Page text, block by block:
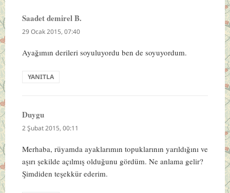
Saadet demirel B.
29 Ocak 2015, 07:40
Ayağımın derileri soyuluyordu ben de soyuyordum.
YANITLA
Duygudedi
ki:
2 Şubat 2015, 00:11
Merhaba, rüyamda ayaklarımın topuklarının yarıldığını ve
aşırı şekilde açılmış olduğunu gördüm. Ne anlama gelir?
Şimdiden teşekkür ederim.